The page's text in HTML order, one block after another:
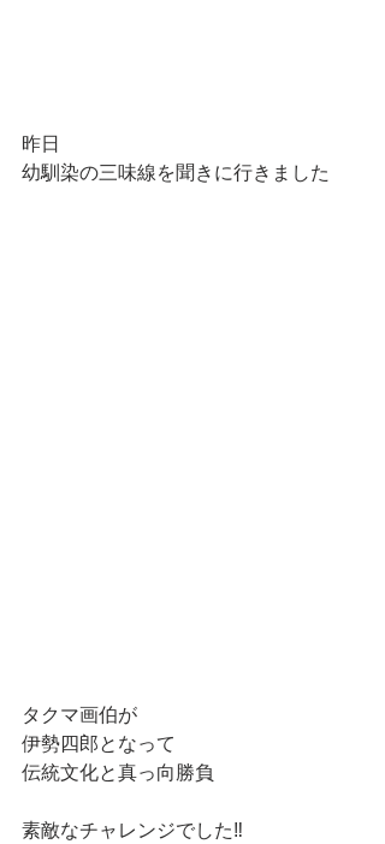
昨日
幼馴染の三味線を聞きに行きました
タクマ画伯が
伊勢四郎となって
伝統文化と真っ向勝負
素敵なチャレンジでした‼️